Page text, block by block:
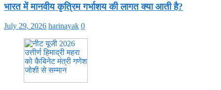
भारत में मानवीय कृत्रिम गर्भाशय की लागत क्या आती है?
July 29, 2026 harinayak 0